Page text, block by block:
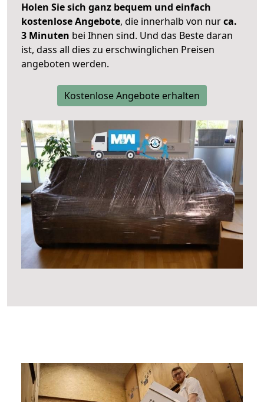
Holen Sie sich ganz bequem und einfach
kostenlose Angebote, die innerhalb von nurca.
3 Minuten bei Ihnen sind. Und das Beste daran
ist, dass all dies zu erschwinglichen Preisen
angeboten werden.
Kostenlose Angebote erhalten